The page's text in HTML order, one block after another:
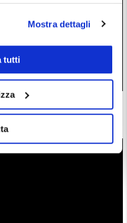
Mostra dettagli
tutti
Ironwood: la supply